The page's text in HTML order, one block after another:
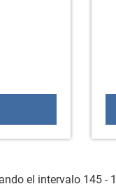
avanzado
el intervalo 145 -